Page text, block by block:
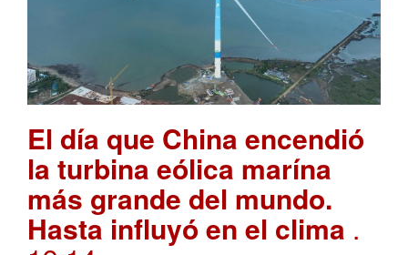
El día que China encendió
la turbina eólica marína
más grande del mundo.
Hasta influyó en el clima .